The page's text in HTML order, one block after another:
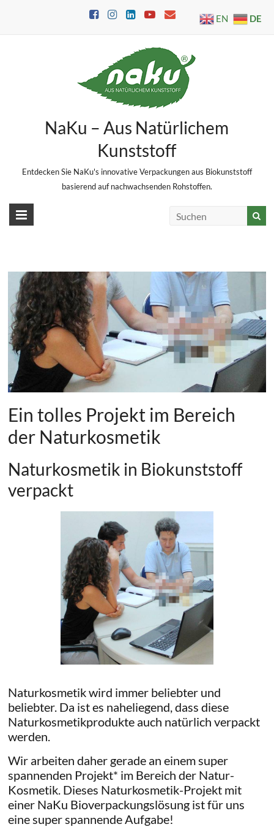
NaKu – Aus Natürlichem
Kunststoff
Entdecken Sie NaKu's innovative Verpackungen aus Biokunststoff
basierend auf nachwachsenden Rohstoffen.
Ein tolles Projekt im Bereich
der Naturkosmetik
Naturkosmetik in Biokunststoff
verpackt
Naturkosmetik wird immer beliebter und
beliebter. Da ist es naheliegend, dass diese
Naturkosmetikprodukte auch natürlich verpackt
werden.
Wir arbeiten daher gerade an einem super
spannenden Projekt* im Bereich der Natur-
Kosmetik. Dieses Naturkosmetik-Projekt mit
einer NaKu Bioverpackungslösung ist für uns
eine super spannende Aufgabe!
EN DE